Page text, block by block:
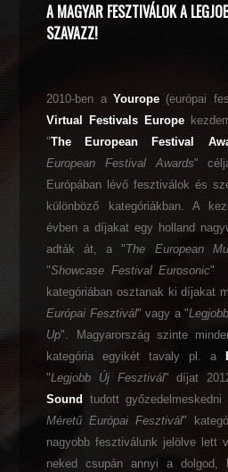
A MAGYAR FESZTIVÁLOK A
SZAVAZZ!
2010-ben aYourope (európai
Virtual Festivals Europe
"The European Festival
European Festival Awards"
Európában lévő fesztiválok és
különböző kategóriákban. A
évben a díjakat egy holland
adták át, a "The European
"Showcase Festival Eurosonic"
kategóriában osztanak ki díjakat
Európai Fesztivál" vagy a "
Up". Magyarország szinte
kategória egyikét tavaly pl. a
"Legjobb Új Fesztivál" díjat
Sound
tudott
Méretű Európai Fesztivál"
nagyobb fesztiválunk jelölve lett
neked csupán annyi a dolgod,